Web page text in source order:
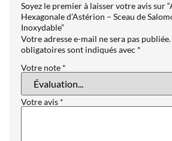
Soyez le premier à laisser votre avis sur
Hexagonale d’Astérion – Sceau de
Inoxydable”
Votre adresse e-mail ne sera pas publiée.
obligatoires sont indiqués avec *
Votre note *
Votre avis *